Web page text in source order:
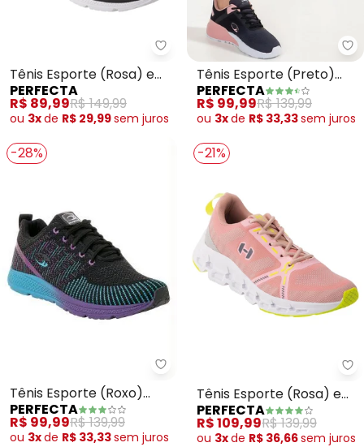
Perfecta - Tênis Esporte
Tênis Esporte (Rosa) em
Tecido
PERFECTA
R$ 89,99R$ 149,99
ou 3xde R$ 29,99sem juros
Tênis Esporte (Preto)
com Rosê em Tecido
PERFECTA
R$ 99,99R$ 139,99
ou 3xde R$ 33,33sem juros
-28%
Perfecta - Tênis Esporte
Tênis Esporte (Roxo)
com Sola Colorida
PERFECTA
R$ 99,99R$ 139,99
ou 3xde R$ 33,33sem juros
-21%
Tênis Esporte (Rosa) em
Tecido
PERFECTA
R$ 109,99R$ 139,99
ou 3xde R$ 36,66sem juros